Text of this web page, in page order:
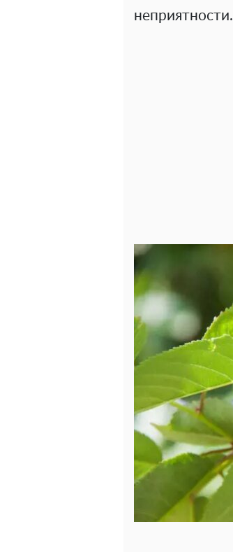
неприятности.